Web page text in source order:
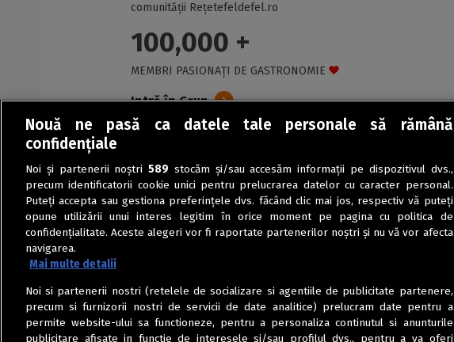
comunității Rețetefeldefel.ro
100,000 +
MEMBRI PASIONAȚI DE GASTRONOMIE
Intră în Grup
Nouă ne pasă ca datele tale personale să rămână
confidențiale
Noi și partenerii noștri589 stocăm și/sau accesăm informații pe dispozitivul dvs.,
precum identificatorii cookie unici pentru prelucrarea datelor cu caracter personal.
Puteți accepta sau gestiona preferințele dvs. făcând clic mai jos, respectiv vă puteți
opune utilizării unui interes legitim în orice moment pe pagina cu politica de
confidențialitate. Aceste alegeri vor fi raportate partenerilor noștri și nu vă vor afecta
navigarea.
Mai multe detalii
Noi si partenerii nostri (retelele de socializare si agentiile de publicitate partenere,
precum si furnizorii nostri de servicii de date analitice) prelucram date pentru a
permite website-ului sa functioneze, pentru a personaliza continutul si anunturile
publicitare afisate in functie de interesele si/sau profilul dvs., pentru a va oferi